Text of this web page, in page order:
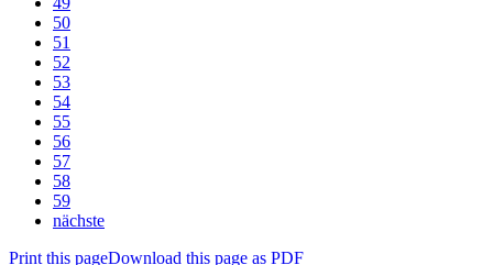
50
51
52
53
54
55
56
57
58
59
nächste
Print this pageDownload this page as PDF